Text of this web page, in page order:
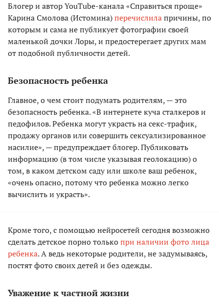
Блогер и автор YouTube-канала «Справиться проще»
Карина Смолова (Истомина)перечислилапричины, по
которым и сама не публикует фотографии своей
маленькой дочки Лоры, и предостерегает других мам
от подобной публичности детей.
Безопасность ребенка
Главное, о чем стоит подумать родителям, — это
безопасность ребенка. «В интернете куча сталкеров и
педофилов. Ребенка могут украсть на секс-трафик,
продажу органов или совершить сексуализированное
насилие», — предупреждает блогер. Публиковать
информацию (в том числе указывая геолокацию) о
том, в каком детском саду или школе ваш ребенок,
«очень опасно, потому что ребенка можно легко
вычислить и украсть».
Кроме того, с помощью нейросетей сегодня возможно
сделать детское порно толькопри наличии фото лица
ребенка. А ведь некоторые родители, не задумываясь,
постят фото своих детей и без одежды.
Уважение к частной жизни